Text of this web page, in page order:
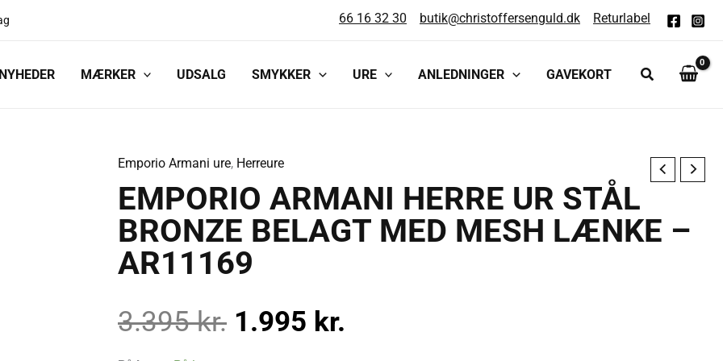
66 16 32 30 butik@christoffersenguld.dk Returlabel
NYHEDER MÆRKER UDSALG SMYKKER URE ANLEDNINGER GAVEKORT
Emporio Armani ure, Herreure
EMPORIO ARMANI HERRE UR STÅL
BRONZE BELAGT MED MESH LÆNKE –
AR11169
3.395kr.
Den
oprindelige
var:
1.995 kr.
Den
aktuelle
EMPORIO
ARMANI
HERRE
UR
STÅL
BELAGT
MED